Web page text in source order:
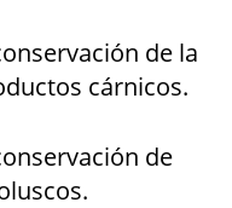
de la
cárnicos.
de